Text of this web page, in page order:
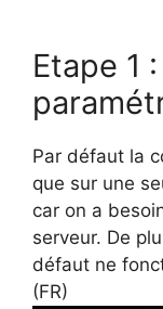
Etape 1
Par défaut la
que sur une
car on a
serveur. De
défaut ne
(FR)